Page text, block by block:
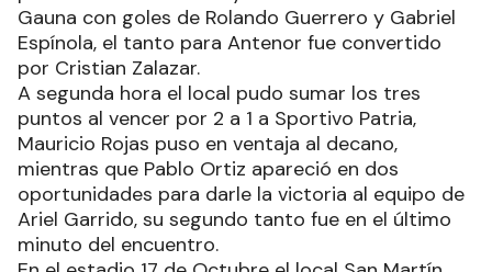
Gauna con goles de Rolando Guerrero y Gabriel
Espínola, el tanto para Antenor fue convertido
por Cristian Zalazar.
A segunda hora el local pudo sumar los tres
puntos al vencer por 2 a 1 a Sportivo Patria,
Mauricio Rojas puso en ventaja al decano,
mientras que Pablo Ortiz apareció en dos
oportunidades para darle la victoria al equipo de
Ariel Garrido, su segundo tanto fue en el último
minuto del encuentro.